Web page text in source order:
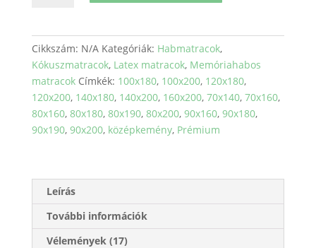
kókusz
matrac
mennyiség
Cikkszám: N/A Kategóriák: Habmatracok,
Kókuszmatracok, Latex matracok, Memóriahabos
matracok Címkék: 100x180, 100x200, 120x180,
120x200, 140x180, 140x200, 160x200, 70x140, 70x160,
80x160, 80x180, 80x190, 80x200, 90x160, 90x180,
90x190, 90x200, középkemény, Prémium
Leírás
További információk
Vélemények (17)